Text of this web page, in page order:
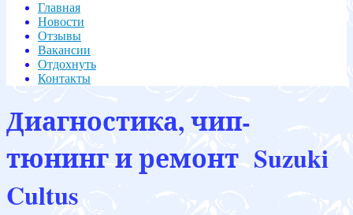
Главная
Новости
Отзывы
Вакансии
Отдохнуть
Контакты
Диагностика, чип-
тюнинг и ремонт Suzuki
Cultus